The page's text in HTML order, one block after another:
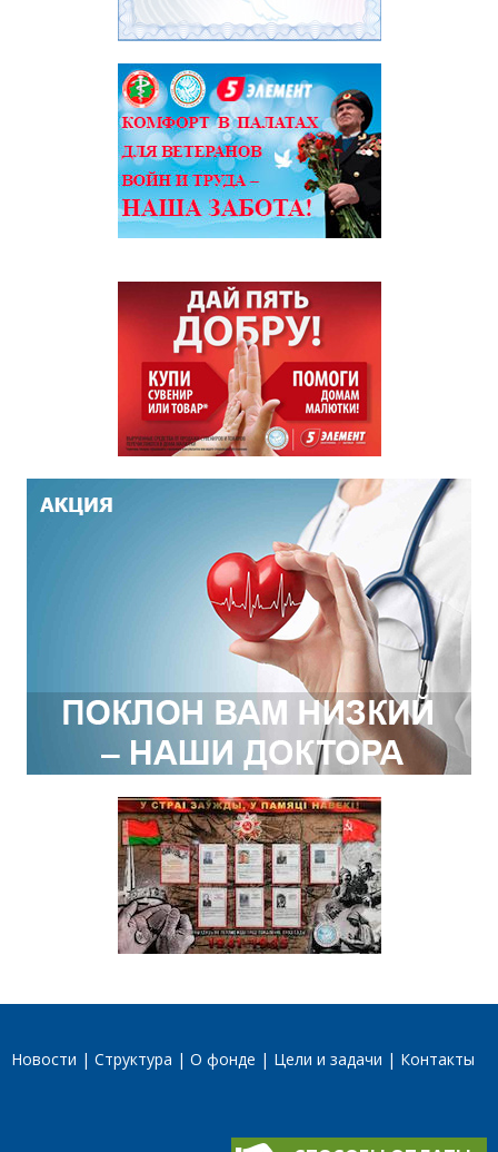
Новости Структура О фонде Цели и задачи Контакты